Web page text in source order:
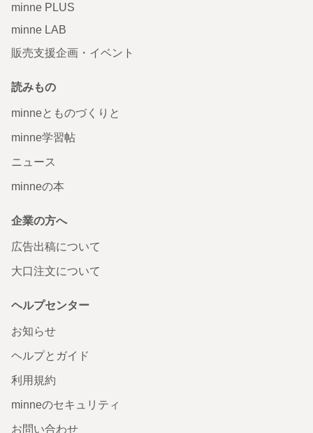
minne PLUS
minne LAB
販売支援企画・イベント
読みもの
minneとものづくりと
minne学習帖
ニュース
minneの本
企業の方へ
広告出稿について
大口注文について
ヘルプセンター
お知らせ
ヘルプとガイド
利用規約
minneのセキュリティ
お問い合わせ